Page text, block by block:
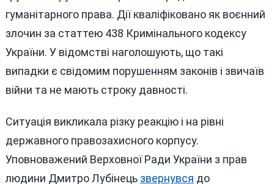
гуманітарного права. Дії кваліфіковано як воєнний
злочин за статтею 438 Кримінального кодексу
України. У відомстві наголошують, що такі
випадки є свідомим порушенням законів і звичаїв
війни та не мають строку давності.
Ситуація викликала різку реакцію і на рівні
державного правозахисного корпусу.
Уповноважений Верховної Ради України з прав
людини Дмитро Лубінець звернувся до